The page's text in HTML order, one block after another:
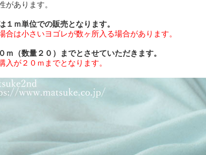
があります。
１ｍ単位での販売となります。
合は小さいヨゴレが数ヶ所入る場合があります。
ｍ（数量２０）までとさせていただきます。
入が２０ｍまでとなります。